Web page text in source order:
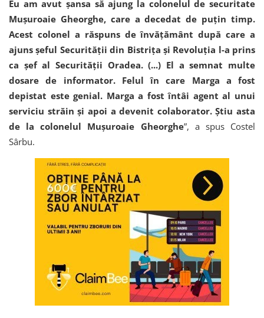
Eu am avut şansa să ajung la colonelul de securitate
Muşuroaie Gheorghe, care a decedat de puţin timp.
Acest colonel a răspuns de învăţământ după care a
ajuns şeful Securităţii din Bistriţa şi Revoluţia l-a prins
ca şef al Securităţii Oradea. (...) El a semnat multe
dosare de informator. Felul în care Marga a fost
depistat este genial. Marga a fost întâi agent al unui
serviciu străin şi apoi a devenit colaborator. Ştiu asta
de la colonelul Muşuroaie Gheorghe”, a spus Costel
Sârbu.